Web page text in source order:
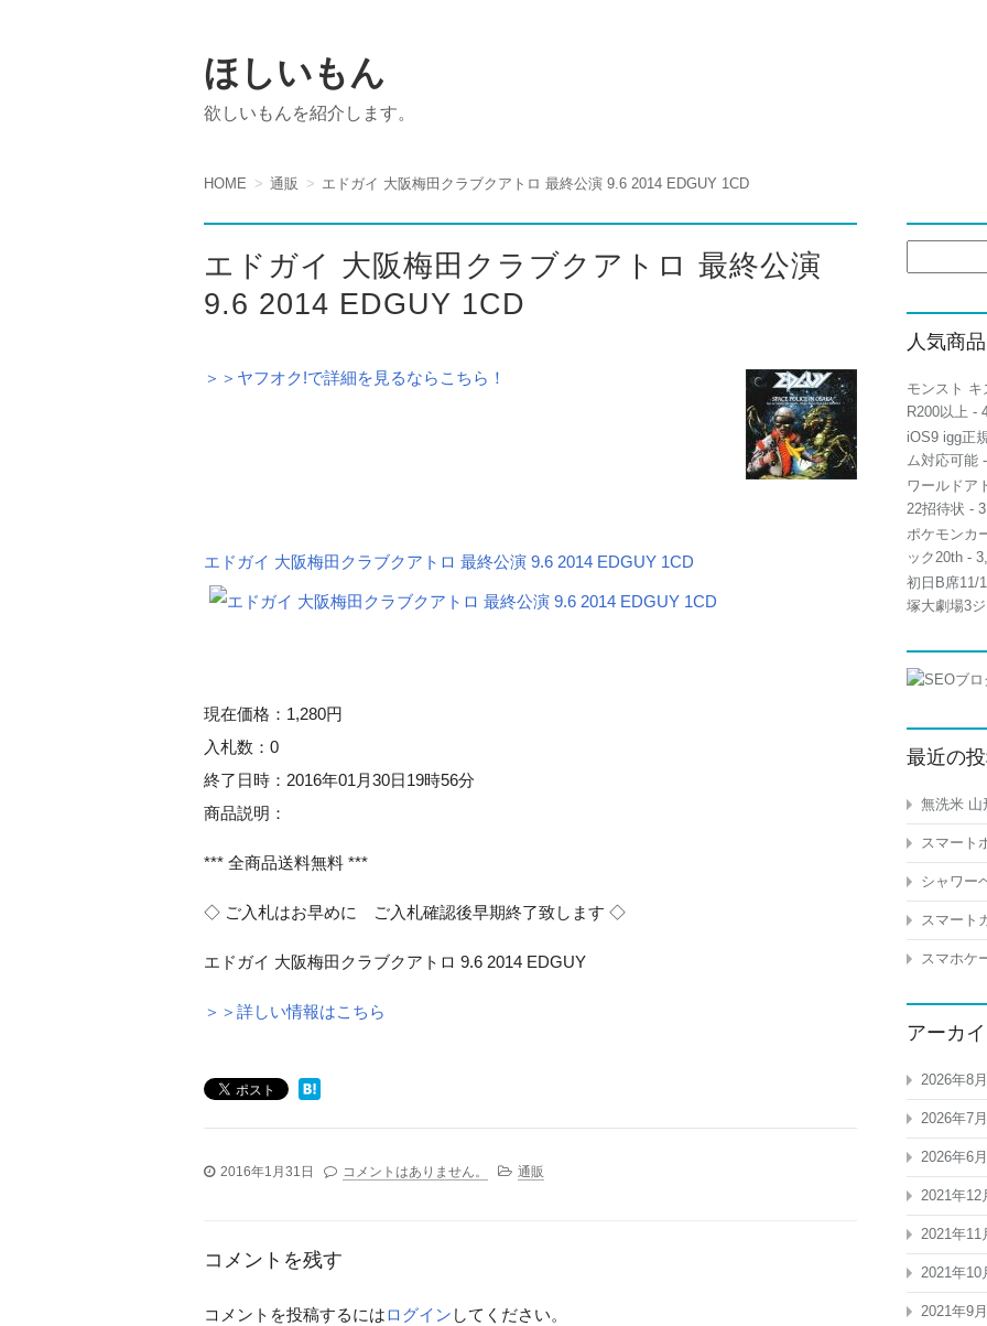
ほしいもん
欲しいもんを紹介します。
HOME 通販 エドガイ 大阪梅田クラブクアトロ 最終公演 9.6 2014 EDGUY 1CD
エドガイ 大阪梅田クラブクアトロ 最終公演
9.6 2014 EDGUY 1CD
＞＞ヤフオク!で詳細を見るならこちら！
エドガイ 大阪梅田クラブクアトロ 最終公演 9.6 2014 EDGUY 1CD
現在価格：1,280円
入札数：0
終了日時：2016年01月30日19時56分
商品説明：
*** 全商品送料無料 ***
◇ ご入札はお早めに ご入札確認後早期終了致します ◇
エドガイ 大阪梅田クラブクアトロ 9.6 2014 EDGUY
＞＞詳しい情報はこちら
2016年1月31日 コメントはありません。 通販
コメントを残す
コメントを投稿するにはログイン してください。
索:
人気商
モンスト
R200以上 -
iOS9 igg正
ム対応可能
ワールドア
22招待状 -
ポケモンカ
ック20th -
初日B席11/
塚大劇場3ジ
最近の
無洗米 山
スマート
シャワー
スマート
スマホケ
アーカ
2026年8月
2026年7月
2026年6月
2021年12
2021年11
2021年10
2021年9月